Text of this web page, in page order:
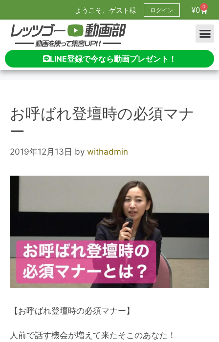
ようこそ、ゲスト様 ログイン ¥0 0
LINE登録で今なら動画プレゼント！
お呼ばれ登壇時の必須マナ
ー
2019年12月13日 by withadmin
【お呼ばれ登壇時の必須マナー】
人前で話す機会が増えて来たそこのあなた！